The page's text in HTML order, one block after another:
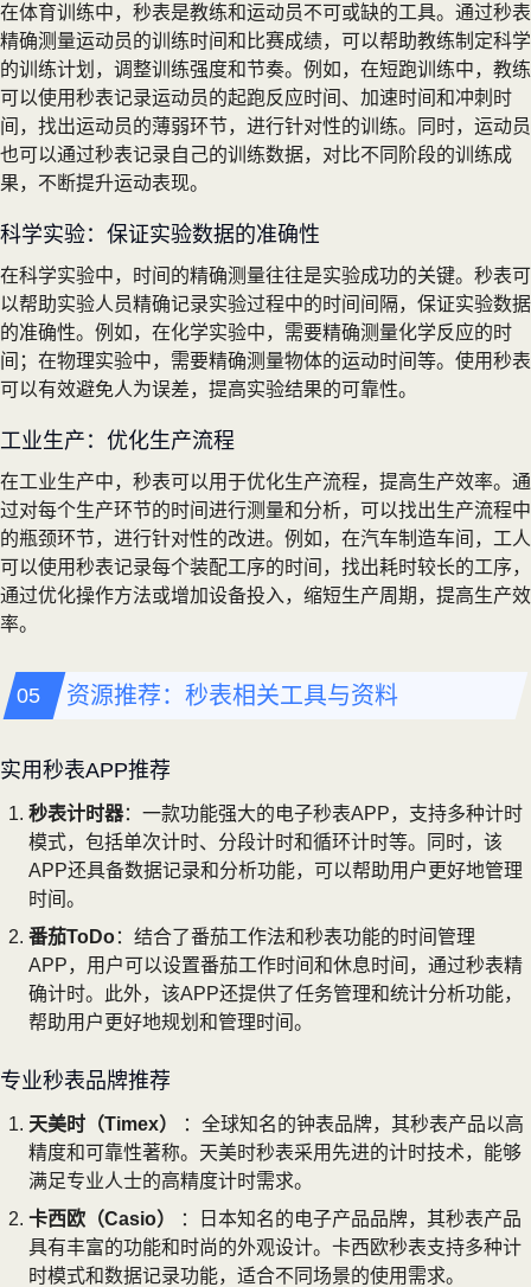
在体育训练中，秒表是教练和运动员不可或缺的工具。通过秒表
精确测量运动员的训练时间和比赛成绩，可以帮助教练制定科学
的训练计划，调整训练强度和节奏。例如，在短跑训练中，教练
可以使用秒表记录运动员的起跑反应时间、加速时间和冲刺时
间，找出运动员的薄弱环节，进行针对性的训练。同时，运动员
也可以通过秒表记录自己的训练数据，对比不同阶段的训练成
果，不断提升运动表现。
科学实验：保证实验数据的准确性
在科学实验中，时间的精确测量往往是实验成功的关键。秒表可
以帮助实验人员精确记录实验过程中的时间间隔，保证实验数据
的准确性。例如，在化学实验中，需要精确测量化学反应的时
间；在物理实验中，需要精确测量物体的运动时间等。使用秒表
可以有效避免人为误差，提高实验结果的可靠性。
工业生产：优化生产流程
在工业生产中，秒表可以用于优化生产流程，提高生产效率。通
过对每个生产环节的时间进行测量和分析，可以找出生产流程中
的瓶颈环节，进行针对性的改进。例如，在汽车制造车间，工人
可以使用秒表记录每个装配工序的时间，找出耗时较长的工序，
通过优化操作方法或增加设备投入，缩短生产周期，提高生产效
率。
资源推荐：秒表相关工具与资料
实用秒表APP推荐
秒表计时器：一款功能强大的电子秒表APP，支持多种计时
模式，包括单次计时、分段计时和循环计时等。同时，该
APP还具备数据记录和分析功能，可以帮助用户更好地管理
时间。
番茄ToDo：结合了番茄工作法和秒表功能的时间管理
APP，用户可以设置番茄工作时间和休息时间，通过秒表精
确计时。此外，该APP还提供了任务管理和统计分析功能，
帮助用户更好地规划和管理时间。
专业秒表品牌推荐
天美时（Timex）
：全球知名的钟表品牌，其秒表产品以高
精度和可靠性著称。天美时秒表采用先进的计时技术，能够
满足专业人士的高精度计时需求。
卡西欧（Casio）
：日本知名的电子产品品牌，其秒表产品
具有丰富的功能和时尚的外观设计。卡西欧秒表支持多种计
时模式和数据记录功能，适合不同场景的使用需求。